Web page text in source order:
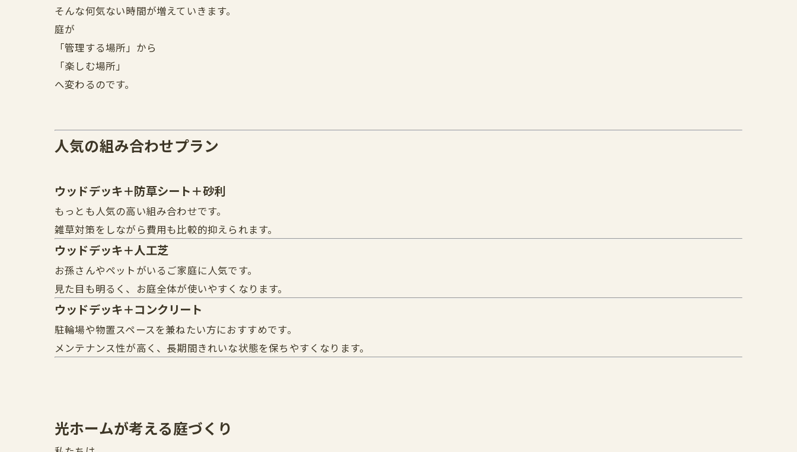
そんな何気ない時間が増えていきます。
庭が
「管理する場所」から
「楽しむ場所」
へ変わるのです。
人気の組み合わせプラン
ウッドデッキ＋防草シート＋砂利
もっとも人気の高い組み合わせです。
雑草対策をしながら費用も比較的抑えられます。
ウッドデッキ＋人工芝
お孫さんやペットがいるご家庭に人気です。
見た目も明るく、お庭全体が使いやすくなります。
ウッドデッキ＋コンクリート
駐輪場や物置スペースを兼ねたい方におすすめです。
メンテナンス性が高く、長期間きれいな状態を保ちやすくなります。
光ホームが考える庭づくり